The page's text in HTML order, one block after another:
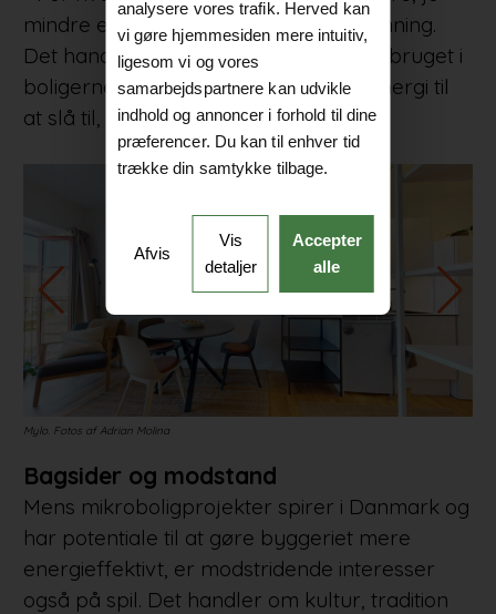
mindre energi kan vi spare på opvarmning.
Det handler om at reducere energiforbruget i
boligerne for at få den vedvarende energi til
at slå til, siger Jesper Ole Jensen.
Mylo. Fotos af Adrian Molina
Bagsider og modstand
Mens mikroboligprojekter spirer i Danmark og
har potentiale til at gøre byggeriet mere
energieffektivt, er modstridende interesser
også på spil. Det handler om kultur, tradition
analysere vores trafik. Herved kan
vi gøre hjemmesiden mere intuitiv,
ligesom vi og vores
samarbejdspartnere kan udvikle
indhold og annoncer i forhold til dine
præferencer. Du kan til enhver tid
trække din samtykke tilbage.
Afvis
Vis
detaljer
Accepter
alle